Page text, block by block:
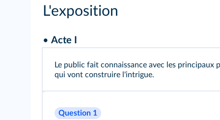
L'exposition
• Acte I
Le public fait connaissance avec les principaux
qui vont construire l'intrigue.
Question 1